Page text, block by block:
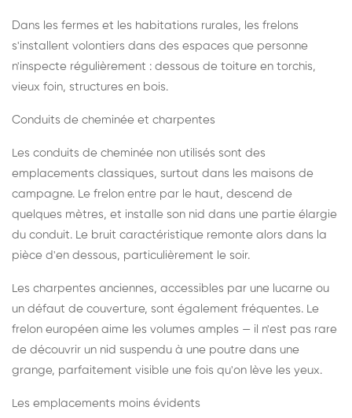
Dans les fermes et les habitations rurales, les frelons
s'installent volontiers dans des espaces que personne
n'inspecte régulièrement : dessous de toiture en torchis,
vieux foin, structures en bois.
Conduits de cheminée et charpentes
Les conduits de cheminée non utilisés sont des
emplacements classiques, surtout dans les maisons de
campagne. Le frelon entre par le haut, descend de
quelques mètres, et installe son nid dans une partie élargie
du conduit. Le bruit caractéristique remonte alors dans la
pièce d'en dessous, particulièrement le soir.
Les charpentes anciennes, accessibles par une lucarne ou
un défaut de couverture, sont également fréquentes. Le
frelon européen aime les volumes amples — il n'est pas rare
de découvrir un nid suspendu à une poutre dans une
grange, parfaitement visible une fois qu'on lève les yeux.
Les emplacements moins évidents